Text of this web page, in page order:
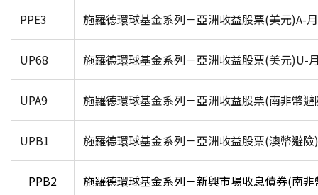
PPE3 施羅德環球基金系列－亞洲收益股票(美元)A-
UP68 施羅德環球基金系列－亞洲收益股票(美元)U-
UPA9 施羅德環球基金系列－亞洲收益股票(南非幣
UPB1 施羅德環球基金系列－亞洲收益股票(澳幣避
PPB2 施羅德環球基金系列－新興市場收息債券(南